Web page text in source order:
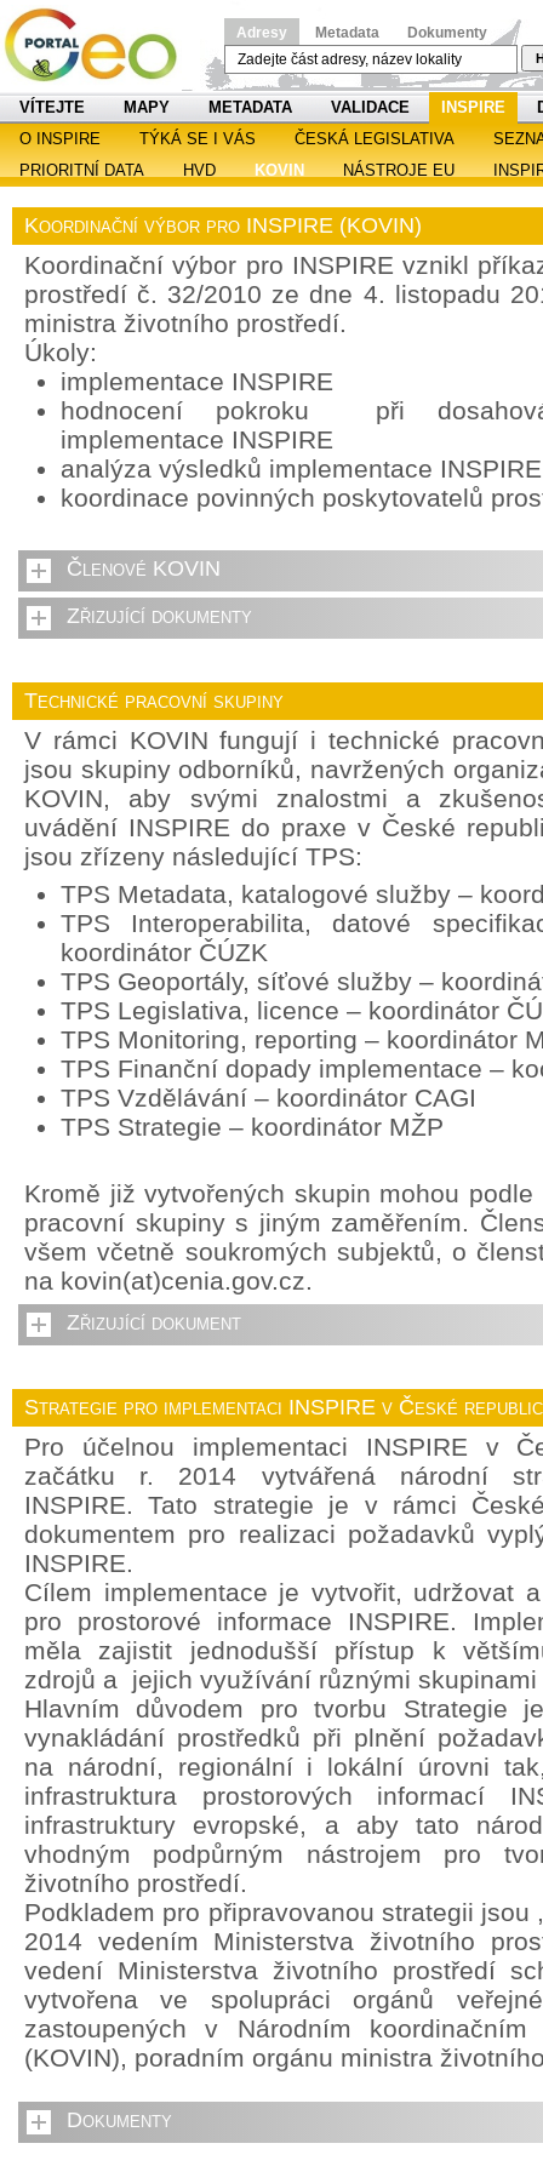
Adresy Metadata Dokumenty
VÍTEJTE MAPY METADATA VALIDACE INSPIRE
O INSPIRE
TÝKÁ SE I VÁS ČESKÁ LEGISLATIVA
PRIORITNÍ DATA
HVD KOVIN NÁSTROJE EU
Koordinační výbor pro INSPIRE (KOVIN)
Koordinační výbor pro INSPIRE vznikl
prostředí č. 32/2010 ze dne 4. listopadu
ministra životního prostředí.
Úkoly:
implementace INSPIRE
hodnocení pokroku při
implementace INSPIRE
analýza výsledků implementace INSPIRE
koordinace povinných poskytovatelů
Členové KOVIN
Zřizující dokumenty
Technické pracovní skupiny
V rámci KOVIN fungují i technické
jsou skupiny odborníků, navržených
KOVIN, aby svými znalostmi a
uvádění INSPIRE do praxe v České
jsou zřízeny následující TPS:
TPS Metadata, katalogové služby –
TPS Interoperabilita, datové
koordinátor ČÚZK
TPS Geoportály, síťové služby –
TPS Legislativa, licence – koordinátor
TPS Monitoring, reporting – koordinátor
TPS Finanční dopady implementace –
TPS Vzdělávání – koordinátor CAGI
TPS Strategie – koordinátor MŽP
Kromě již vytvořených skupin mohou
pracovní skupiny s jiným zaměřením.
všem včetně soukromých subjektů, o
na kovin(at)cenia.gov.cz.
Zřizující dokument
Strategie pro implementaci INSPIRE v České
Pro účelnou implementaci INSPIRE v
začátku r. 2014 vytvářená národní
INSPIRE. Tato strategie je v rámci
dokumentem pro realizaci požadavků
INSPIRE.
Cílem implementace je vytvořit, udržovat
pro prostorové informace INSPIRE.
měla zajistit jednodušší přístup k
zdrojů a jejich využívání různými skupinami
Hlavním důvodem pro tvorbu Strategie
vynakládání prostředků při plnění
na národní, regionální i lokální úrovni
infrastruktura prostorových informací
infrastruktury evropské, a aby tato
vhodným podpůrným nástrojem pro
životního prostředí.
Podkladem pro připravovanou strategii jsou
2014 vedením Ministerstva životního
vedení Ministerstva životního prostředí
vytvořena ve spolupráci orgánů
zastoupených v Národním
(KOVIN), poradním orgánu ministra
Dokumenty